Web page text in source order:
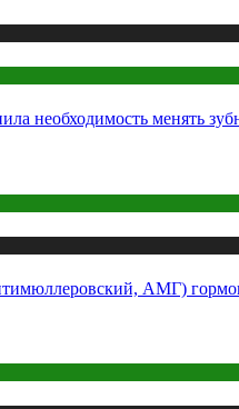
необходимость менять
АМГ)